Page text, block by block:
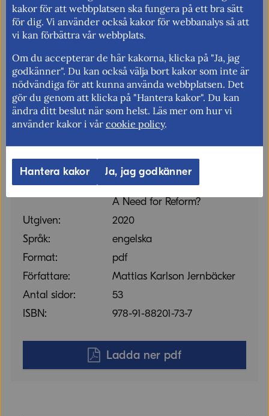
Titel:
Platform Liability in the EU:
A Need for Reform?
Utgiven:
2020
Språk:
engelska
Format:
pdf
Författare:
Mattias Karlson Jernbäcker
Antal sidor:
53
ISBN:
978-91-88201-73-7
Ladda ner pdf
för digitala tjänster, inklusive plattformar, inom
EU. Det är viktigt att medlemsstater på EU-nivå
kan komma överens om gemensamma regler som
underlättar den fria rörligheten. Att värna den
fria rörligheten är en del av Kommerskollegiums
uppdrag. Genom vår rapport hoppas vi kunna
bidra till diskussionen mellan företrädare för
medlemsstaterna och EU när de ska komma
överens om balanserade och gemensamma regler
inom EU på det här området.
kakor för att webbplatsen ska fungera på ett bra sätt
för dig. Vi använder också kakor för webbanalys så att
vi kan förbättra vår webbplats.
Om du accepterar de här kakorna, klicka på "Ja, jag
godkänner". Du kan också välja bort kakor som inte är
nödvändiga för att kunna använda webbplatsen. Det
gör du genom att klicka på "Hantera kakor". Du kan
ändra ditt beslut när som helst. Läs mer om hur vi
använder kakor i vår cookie policy.
Hantera kakor Ja, jag godkänner